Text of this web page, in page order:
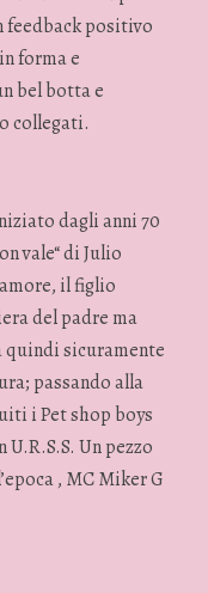
positivo
forma e
bel botta e
collegati.
dagli anni 70
vale“ di Julio
il figlio
del padre ma
quindi sicuramente
passando alla
i Pet shop boys
U.R.S.S. Un pezzo
, MC Miker G